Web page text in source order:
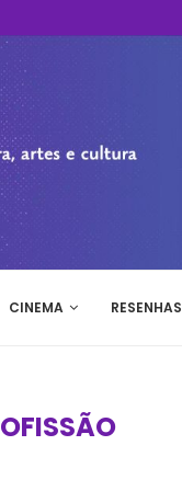
CINEMA RESENHAS